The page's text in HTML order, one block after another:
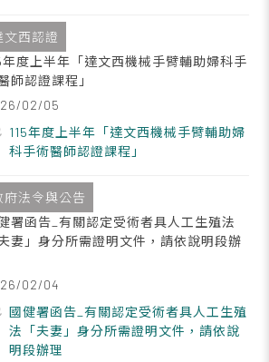
文西認證
年度上半年「達文西機械手臂輔助婦科手
師認證課程」
02/05
115年度上半年「達文西機械手臂輔助婦
科手術醫師認證課程」
府法令與公告
署函告_有關認定受術者具人工生殖法
夫妻」身分所需證明文件，請依說明段辦
02/04
國健署函告_有關認定受術者具人工生殖
法「夫妻」身分所需證明文件，請依說
明段辦理